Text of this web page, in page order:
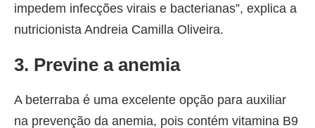
impedem infecções virais e bacterianas”, explica a
nutricionista Andreia Camilla Oliveira.
3. Previne a anemia
A beterraba é uma excelente opção para auxiliar
na prevenção da anemia, pois contém vitamina B9